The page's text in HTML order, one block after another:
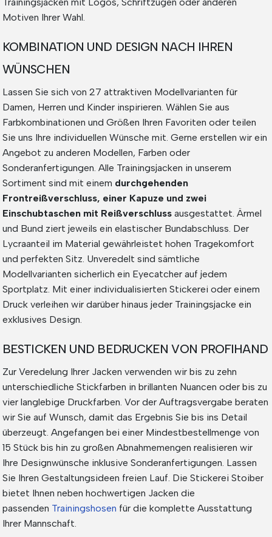
Motiven Ihrer Wahl.
KOMBINATION UND DESIGN NACH IHREN
WÜNSCHEN
Lassen Sie sich von 27 attraktiven Modellvarianten für
Damen, Herren und Kinder inspirieren. Wählen Sie aus
Farbkombinationen und Größen Ihren Favoriten oder teilen
Sie uns Ihre individuellen Wünsche mit. Gerne erstellen wir ein
Angebot zu anderen Modellen, Farben oder
Sonderanfertigungen. Alle Trainingsjacken in unserem
Sortiment sind mit einem durchgehenden
Frontreißverschluss, einer Kapuze und zwei
Einschubtaschen mit Reißverschluss ausgestattet. Ärmel
und Bund ziert jeweils ein elastischer Bundabschluss. Der
Lycraanteil im Material gewährleistet hohen Tragekomfort
und perfekten Sitz. Unveredelt sind sämtliche
Modellvarianten sicherlich ein Eyecatcher auf jedem
Sportplatz. Mit einer individualisierten Stickerei oder einem
Druck verleihen wir darüber hinaus jeder Trainingsjacke ein
exklusives Design.
BESTICKEN UND BEDRUCKEN VON PROFIHAND
Zur Veredelung Ihrer Jacken verwenden wir bis zu zehn
unterschiedliche Stickfarben in brillanten Nuancen oder bis zu
vier langlebige Druckfarben. Vor der Auftragsvergabe beraten
wir Sie auf Wunsch, damit das Ergebnis Sie bis ins Detail
überzeugt. Angefangen bei einer Mindestbestellmenge von
15 Stück bis hin zu großen Abnahmemengen realisieren wir
Ihre Designwünsche inklusive Sonderanfertigungen. Lassen
Sie Ihren Gestaltungsideen freien Lauf. Die Stickerei Stoiber
bietet Ihnen neben hochwertigen Jacken die
passenden Trainingshosen für die komplette Ausstattung
Ihrer Mannschaft.